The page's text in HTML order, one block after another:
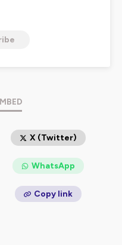
politique-de-
X (Twitter)
WhatsApp
Copy link